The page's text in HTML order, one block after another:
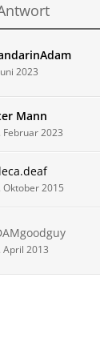
2023
Mann
Februar 2023
Oktober 2015
April 2013